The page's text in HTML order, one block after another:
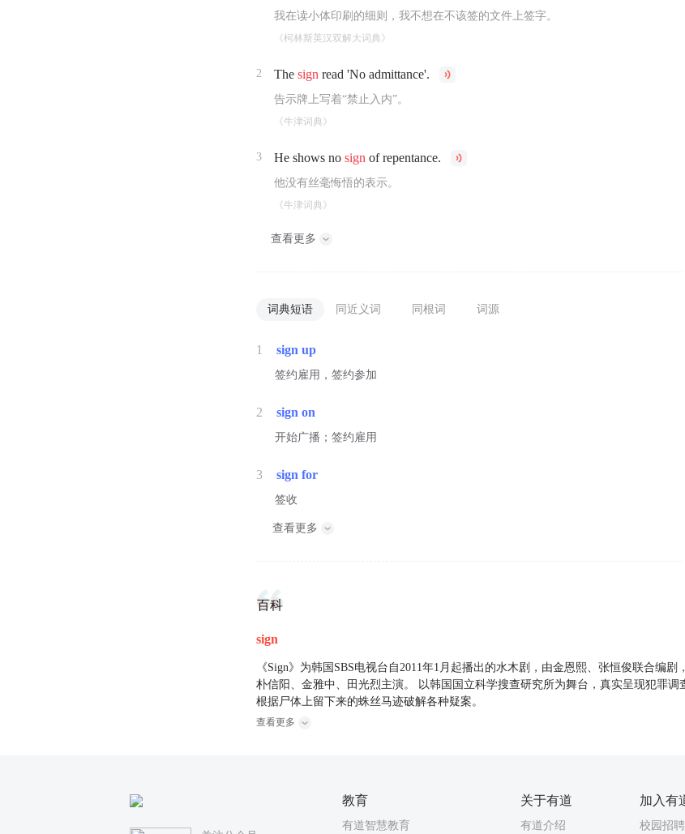
我在读小体印刷的细则，我不想在不该签的文件上签字。
《柯林斯英汉双解大词典》
2 Thesign read 'No admittance'.
告示牌上写着“禁止入内”。
《牛津词典》
3 He shows nosign of repentance.
他没有丝毫悔悟的表示。
《牛津词典》
查看更多
词典短语 同近义词 同根词 词源
1 sign up
签约雇用，签约参加
2 sign on
开始广播；签约雇用
3 sign for
签收
查看更多
百科
sign
《Sign》为韩国SBS电视台自2011年1月起播出的水木剧，由金恩熙、张恒俊联合编剧
朴信阳、金雅中、田光烈主演。 以韩国国立科学搜查研究所为舞台，真实呈现犯罪调
根据尸体上留下来的蛛丝马迹破解各种疑案。
查看更多
教育
有道智慧教育
关于有道
有道介绍
加入有
校园招聘